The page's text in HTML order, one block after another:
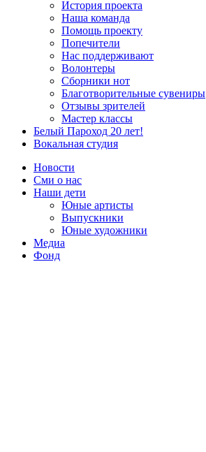
История проекта
Наша команда
Помощь проекту
Попечители
Нас поддерживают
Волонтеры
Сборники нот
Благотворительные сувениры
Отзывы зрителей
Мастер классы
Белый Пароход 20 лет!
Вокальная студия
Новости
Сми о нас
Наши дети
Юные артисты
Выпускники
Юные художники
Медиа
Фонд